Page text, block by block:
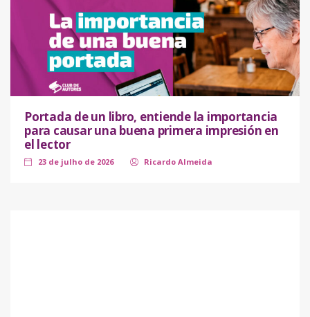
Portada de un libro, entiende la importancia
para causar una buena primera impresión en
el lector
23 de julho de 2026 Ricardo Almeida